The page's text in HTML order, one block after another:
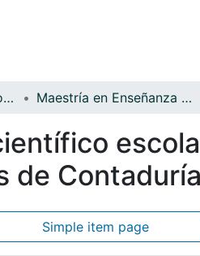
Facultad de Estudios Sociales y Empresariales Maestría en Enseñanza de las Ciencias
de
Simple item page